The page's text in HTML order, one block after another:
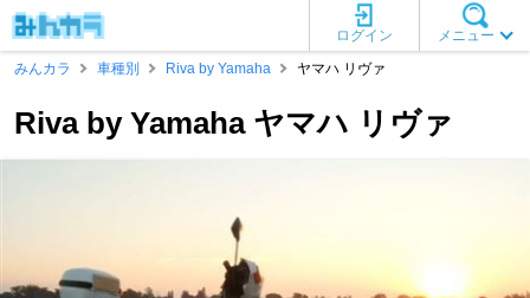
メニュー
ログイン
みんカラ
車種別 Riva by Yamaha ヤマハ リヴァ
Riva by Yamaha ヤマハ リヴァ